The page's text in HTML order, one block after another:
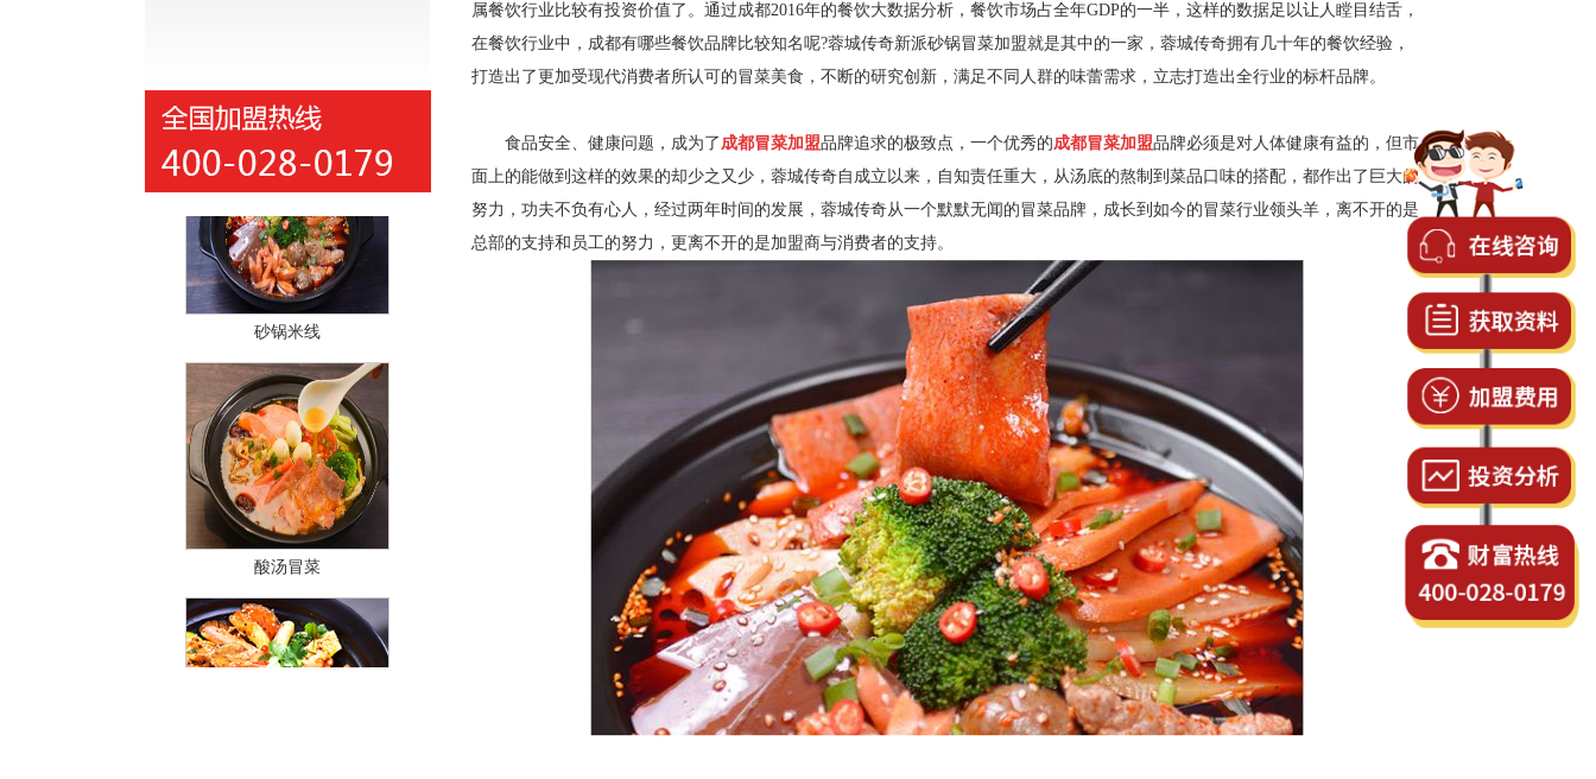
砂锅米线
酸汤冒菜
属餐饮行业比较有投资价值了。通过成都2016年的餐饮大数据分析，餐饮市场占全年GDP的一半，这样的数据足以让人瞠目结舌，
在餐饮行业中，成都有哪些餐饮品牌比较知名呢?蓉城传奇新派砂锅冒菜加盟就是其中的一家，蓉城传奇拥有几十年的餐饮经验，
打造出了更加受现代消费者所认可的冒菜美食，不断的研究创新，满足不同人群的味蕾需求，立志打造出全行业的标杆品牌。
食品安全、健康问题，成为了成都冒菜加盟品牌追求的极致点，一个优秀的成都冒菜加盟品牌必须是对人体健康有益的，但市
面上的能做到这样的效果的却少之又少，蓉城传奇自成立以来，自知责任重大，从汤底的熬制到菜品口味的搭配，都作出了巨大的
努力，功夫不负有心人，经过两年时间的发展，蓉城传奇从一个默默无闻的冒菜品牌，成长到如今的冒菜行业领头羊，离不开的是
总部的支持和员工的努力，更离不开的是加盟商与消费者的支持。